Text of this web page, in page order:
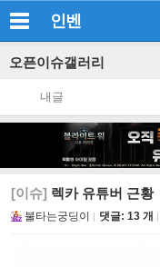
인벤
오픈이슈갤러리
내글
[이슈] 렉카 유튜버 근황
불타는궁딩이 댓글: 13 개